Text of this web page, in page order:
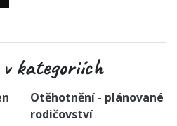
kategoriích
Otěhotnění - plánované
rodičovství